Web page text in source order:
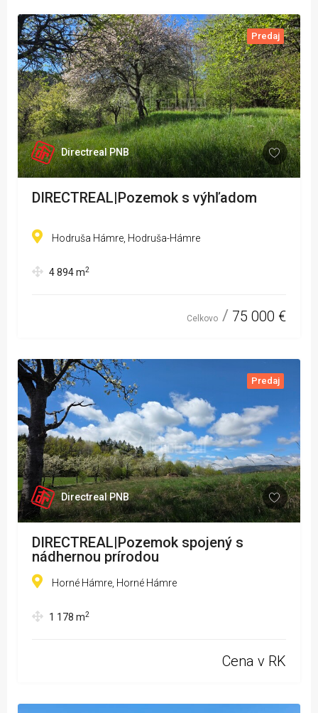
Predaj
Directreal PNB
DIRECTREAL|Pozemok s výhľadom
Hodruša Hámre, Hodruša-Hámre
4 894m2
Celkovo 75 000 €
Predaj
Directreal PNB
DIRECTREAL|Pozemok spojený s
nádhernou prírodou
Horné Hámre, Horné Hámre
1 178 m2
Cena v RK